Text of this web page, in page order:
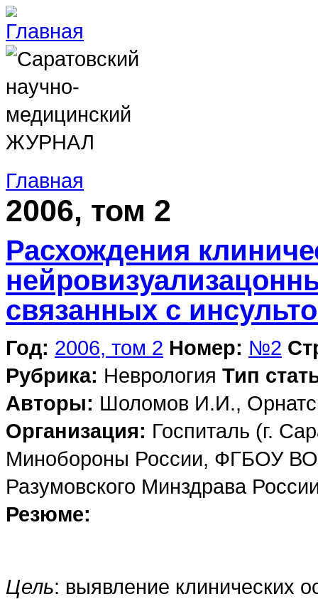
Главная
2006, том 2
Расхождения
связанных с
Год: 2006, том 2 Номер: №2
Рубрика: Неврология Тип
Авторы: Шоломов И.И.,
Организация: Госпиталь (г.
Минобороны России, ФГБОУ
Разумовского Минздрава
Резюме:
Цель: выявление клинических